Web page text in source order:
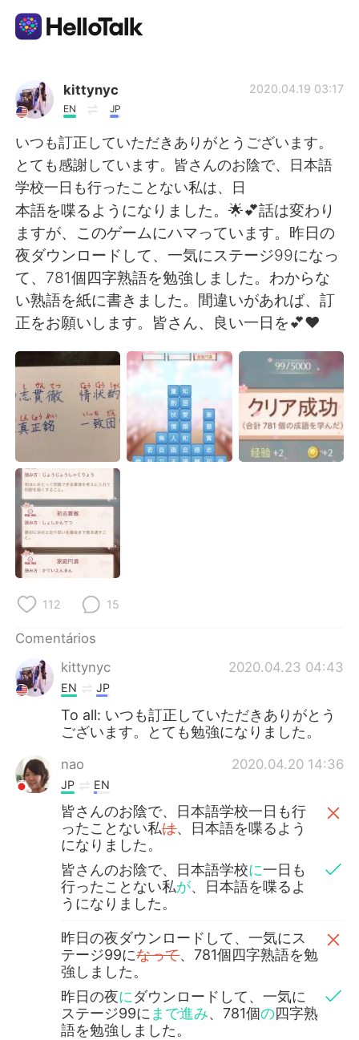
AI Grammar Checker
Português
English 简体中文
繁體中文 Español
العربية Français
Deutsch 日本語
한국어 Русский
Indonesia
Italiano
Tiếng Việt
kittynyc
EN JP
2020.04.19 03:17
いつも訂正していただきありがとうございます。
とても感謝しています。皆さんのお陰で、日本語
学校一日も行ったことない私は、日
本語を喋るようになりました。🌟💕話は変わり
ますが、このゲームにハマっています。昨日の
夜ダウンロードして、一気にステージ99になっ
て、781個四字熟語を勉強しました。わからな
い熟語を紙に書きました。間違いがあれば、訂
正をお願いします。皆さん、良い一日を💕❤
112 15
Comentários
kittynyc
2020.04.23 04:43
EN JP
To all: いつも訂正していただきありがとう
ございます。とても勉強になりました。
nao 2020.04.20 14:36
JP EN
皆さんのお陰で、日本語学校一日も行
ったことない私は、日本語を喋るよう
になりました。
皆さんのお陰で、日本語学校に一日も
行ったことない私が、日本語を喋るよ
うになりました。
昨日の夜ダウンロードして、一気にス
テージ99になって、781個四字熟語を勉
強しました。
昨日の夜にダウンロードして、一気に
ステージ99にまで進み、781個の四字熟
語を勉強しました。